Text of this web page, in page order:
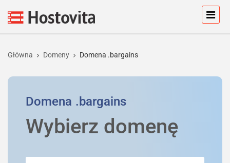
Główna Domeny Domena .bargains
Domena .bargains
Wybierz domenę